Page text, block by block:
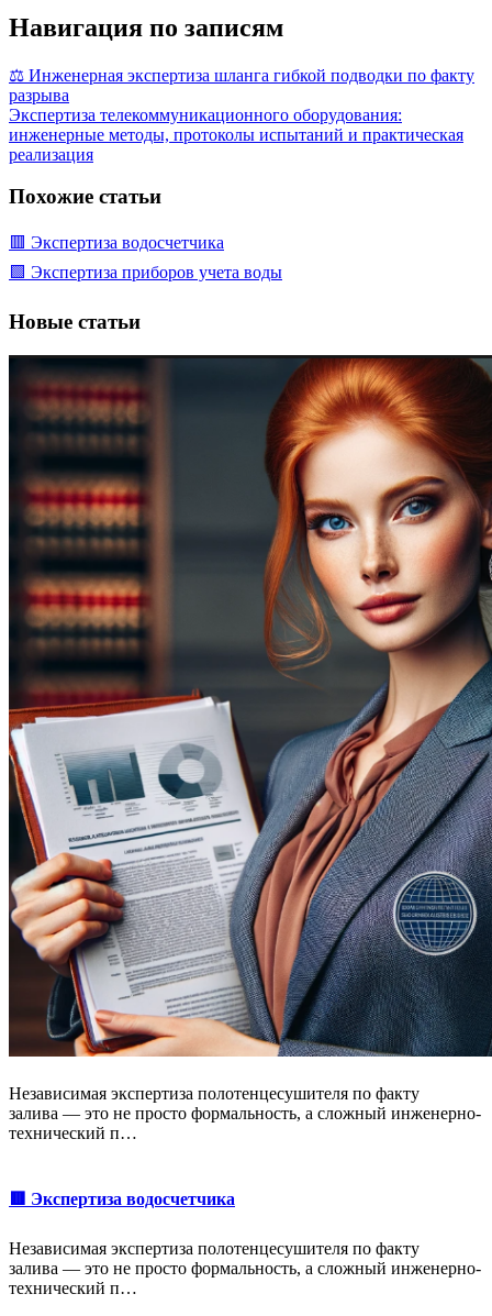
Навигация по записям
⚖️ Инженерная экспертиза шланга гибкой подводки по факту
разрыва
Экспертиза телекоммуникационного оборудования:
инженерные методы, протоколы испытаний и практическая
реализация
Похожие статьи
🟥 Экспертиза водосчетчика
🟩 Экспертиза приборов учета воды
Новые статьи
Независимая экспертиза полотенцесушителя по факту
залива — это не просто формальность, а сложный инженерно-
технический п…
🟥 Экспертиза водосчетчика
Независимая экспертиза полотенцесушителя по факту
залива — это не просто формальность, а сложный инженерно-
технический п…